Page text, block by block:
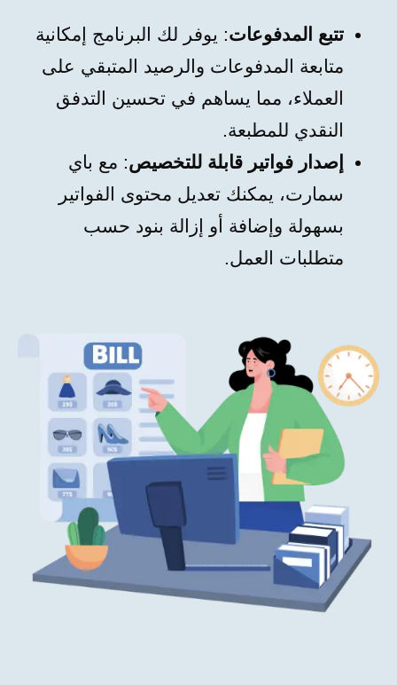
تتبع المدفوعات: يوفر لك البرنامج إمكانية
متابعة المدفوعات والرصيد المتبقي على
العملاء، مما يساهم في تحسين التدفق
النقدي للمطبعة.
إصدار فواتير قابلة للتخصيص: مع باي
سمارت، يمكنك تعديل محتوى الفواتير
بسهولة وإضافة أو إزالة بنود حسب
متطلبات العمل.